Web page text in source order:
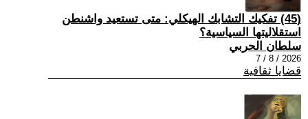
(45) تفكيك التشابك الهيكلي: متى تستعيد واشنطن
استقلاليتها السياسية؟
سلطان الحربي
2026 / 8 / 7
قضايا ثقافية